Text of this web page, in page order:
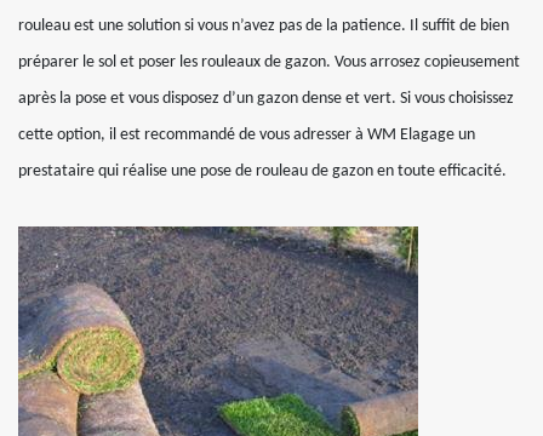
rouleau est une solution si vous n’avez pas de la patience. Il suffit de bien
préparer le sol et poser les rouleaux de gazon. Vous arrosez copieusement
après la pose et vous disposez d’un gazon dense et vert. Si vous choisissez
cette option, il est recommandé de vous adresser à WM Elagage un
prestataire qui réalise une pose de rouleau de gazon en toute efficacité.